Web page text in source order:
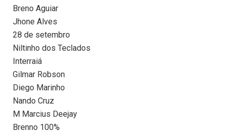
Breno Aguiar
Jhone Alves
28 de setembro
Niltinho dos Teclados
Interraiá
Gilmar Robson
Diego Marinho
Nando Cruz
M Marcius Deejay
Brenno 100%